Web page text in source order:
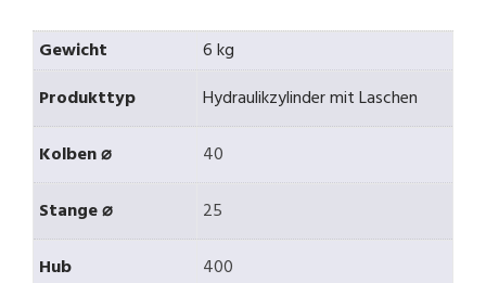
Gewicht
6 kg
Produkttyp
Hydraulikzylinder mit Laschen
Kolben ⌀
40
Stange ⌀
25
Hub
400